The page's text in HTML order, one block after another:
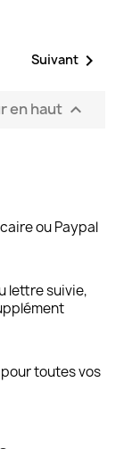
Suivant 
en haut 
ou Paypal
lettre suivie,
toutes vos